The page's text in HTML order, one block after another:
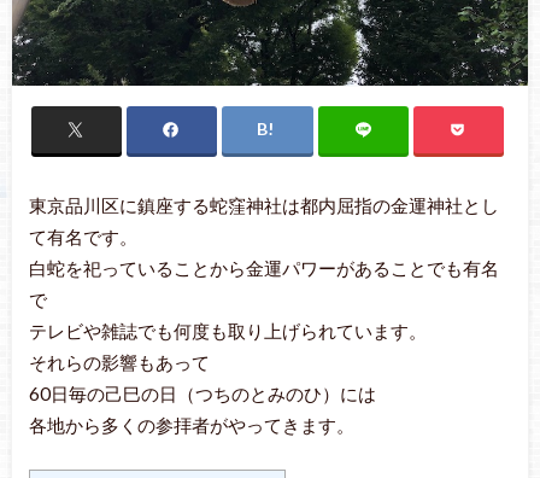
東京品川区に鎮座する蛇窪神社は都内屈指の金運神社とし
て有名です。
白蛇を祀っていることから金運パワーがあることでも有名
で
テレビや雑誌でも何度も取り上げられています。
それらの影響もあって
60日毎の己巳の日（つちのとみのひ）には
各地から多くの参拝者がやってきます。